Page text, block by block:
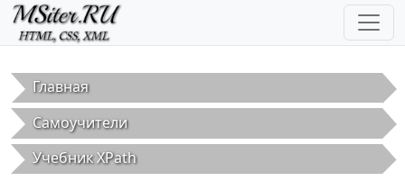
Перейти к основному содержанию
Главная
Самоучители
Учебник XPath